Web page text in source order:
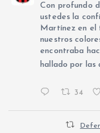
Con profundo
ustedes la
Martínez en el
nuestros
encontraba
hallado por las
34